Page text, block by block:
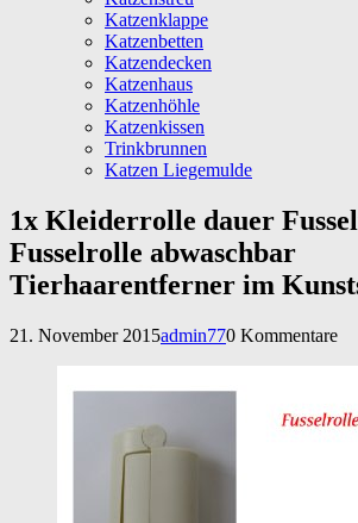
Katzenklappe
Katzenbetten
Katzendecken
Katzenhaus
Katzenhöhle
Katzenkissen
Trinkbrunnen
Katzen Liegemulde
1x Kleiderrolle dauer
Fusselrolle abwaschbar
Tierhaarentferner im
21. November 2015admin770 Kommentare